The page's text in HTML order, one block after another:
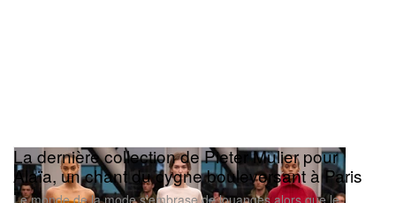
La dernière collection de Pieter Mulier pour
Alaïa, un chant du cygne bouleversant à Paris